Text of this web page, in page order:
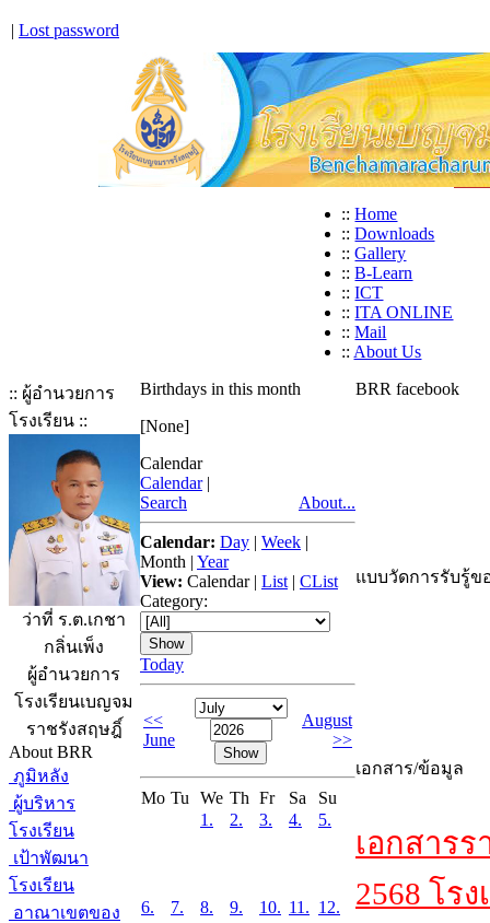
| Lost password
:: Home
:: Downloads
:: Gallery
:: B-Learn
:: ICT
:: ITA ONLINE
:: Mail
:: About Us
:: ผู้อำนวยการ
โรงเรียน ::
ว่าที่ ร.ต.เกชา
กลิ่นเพ็ง
ผู้อำนวยการ
โรงเรียนเบญจม
ราชรังสฤษฎิ์
About BRR
ภูมิหลัง
ผู้บริหาร
โรงเรียน
เป้าพัฒนา
โรงเรียน
อาณาเขตของ
Birthdays in this month
[None]
Calendar
Calendar |
Search
About...
Calendar: Day | Week |
Month | Year
View: Calendar| List | CList
Category:
Today
<<
June
August
>>
Mo Tu We Th Fr Sa
Su
1.
2. 3. 4. 5.
6. 7. 8. 9. 10. 11. 12.
BRR facebook
แบบวัดการรับรู้ข
เอกสาร/ข้อมูล
เอกสาร
2568 โร